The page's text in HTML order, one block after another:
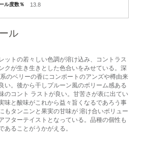
ル度数％ 13.8
ル
ットの若々しい色調が溶け込み、コントラス
クが生き生きとした色合いをみせている。深
のベリーの香にコンポートのアンズや樽由来
い。後から干しプルーン風のボリーム感ある
のコント ラストが良い。甘苦さが表に出てい
味と酸味がこれから益々旨くなるであろう事
もタンニンと果実の甘味が 溶け合いボリュー
フターテイストとなっている。品種の個性も
あることがうかがえる。